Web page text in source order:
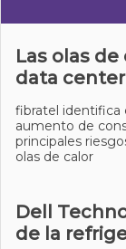
Las olas
data center
fibratel identifica
aumento de
principales
olas de calor
Dell
de la